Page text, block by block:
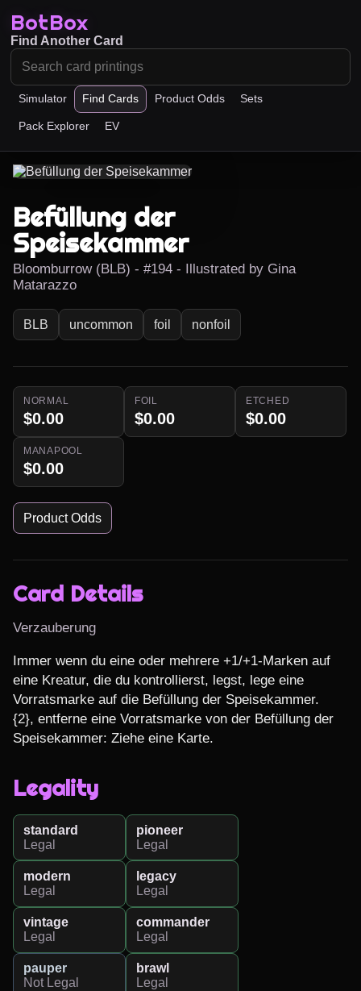
BotBox
Simulator Find Cards Product Odds Sets
Pack Explorer EV
Find Another Card
Befüllung der
Speisekammer
Bloomburrow (BLB) - #194 - Illustrated by Gina
Matarazzo
BLB uncommon foil nonfoil
NORMAL
$0.00
FOIL
$0.00
ETCHED
$0.00
MANAPOOL
$0.00
Product Odds
Card Details
Verzauberung
Immer wenn du eine oder mehrere +1/+1-Marken auf
eine Kreatur, die du kontrollierst, legst, lege eine
Vorratsmarke auf die Befüllung der Speisekammer.
{2}, entferne eine Vorratsmarke von der Befüllung der
Speisekammer: Ziehe eine Karte.
Legality
standard
Legal
pioneer
Legal
modern
Legal
legacy
Legal
vintage
Legal
commander
Legal
pauper
Not Legal
brawl
Legal